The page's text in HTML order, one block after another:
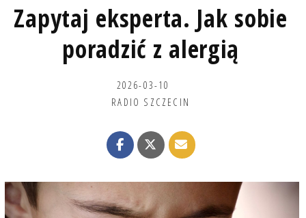
Zapytaj eksperta. Jak sobie
poradzić z alergią
2026-03-10
RADIO SZCZECIN